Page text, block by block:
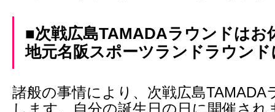
■次戦広島TAMADAラウンドはお
地元名阪スポーツランドラウン
諸般の事情により、次戦広島TAMADA
します。自分の誕生日の日に開催され